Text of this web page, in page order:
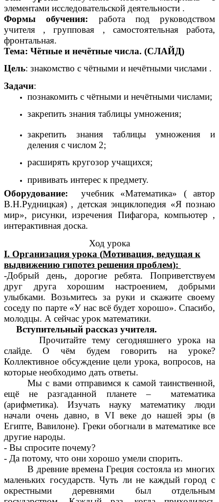
элементами исследовательской деятельности .
Формы обучения: работа под руководством
учителя , групповая , самостоятельная работа,
фронтальная.
Тема: Чётные и нечётные числа. (СЛАЙД)
Цель: знакомство с чётными и нечётными числами .
Задачи:
познакомить с чётными и нечётными числами;
закрепить знания таблицы умножения;
закрепить знания таблицы умножения и
деления с числом 2;
расширять кругозор учащихся;
прививать интерес к предмету.
Оборудование: учебник «Математика» ( автор
В.Н.Рудницкая) , детская энциклопедия «Я познаю
мир», рисунки, изречения Пифагора, компьютер ,
интерактивная доска.
Ход урока
I. Организация урока (Мотивация, ведущая к
выдвижению гипотез решения проблем):
-Добрый день, дорогие ребята. Поприветствуем
друг друга хорошим настроением, добрыми
улыбками. Возьмитесь за руки и скажите своему
соседу по парте «У нас всё будет хорошо». Спасибо,
молодцы. А сейчас урок математики.
Вступительный рассказ учителя.
Прочитайте тему сегодняшнего урока на
слайде.
О чём будем говорить на уроке?
Коллективное обсуждение цели урока, вопросов, на
которые необходимо дать ответы.
Мы с вами отправимся к самой таинственной,
ещё не разгаданной планете – математика
(арифметика). Изучать науку математику люди
начали очень давно, в VI веке до нашей эры (в
Египте, Вавилоне). Греки обогнали в математике все
другие народы.
- Вы спросите почему?
- Да потому, что они хорошо умели спорить.
В древние времена Греция состояла из многих
маленьких государств. Чуть ли не каждый город с
окрестными деревнями был отдельным